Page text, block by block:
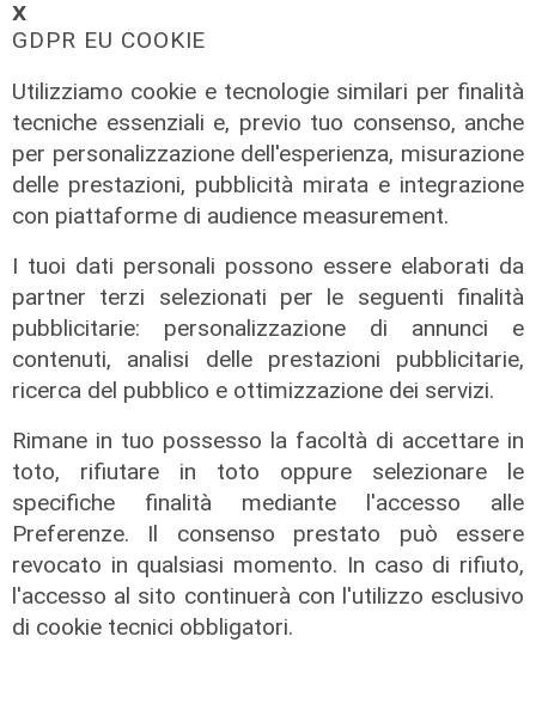
𝗫
GDPR EU COOKIE
Utilizziamo cookie e tecnologie similari per finalità
tecniche essenziali e, previo tuo consenso, anche
per personalizzazione dell'esperienza, misurazione
delle prestazioni, pubblicità mirata e integrazione
con piattaforme di audience measurement.
I tuoi dati personali possono essere elaborati da
partner terzi selezionati per le seguenti finalità
pubblicitarie: personalizzazione di annunci e
contenuti, analisi delle prestazioni pubblicitarie,
ricerca del pubblico e ottimizzazione dei servizi.
Rimane in tuo possesso la facoltà di accettare in
toto, rifiutare in toto oppure selezionare le
specifiche finalità mediante l'accesso alle
Preferenze. Il consenso prestato può essere
revocato in qualsiasi momento. In caso di rifiuto,
l'accesso al sito continuerà con l'utilizzo esclusivo
di cookie tecnici obbligatori.
visibile interamente a metà marzo"
Crollo del ponte, Bucci: "Genova è
un esempio da seguire"
21/01/2020